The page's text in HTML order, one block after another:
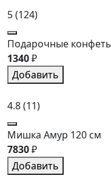
5(124)
Подарочные
1340₽
Добавить
4.8(11)
Мишка Амур 120 см
7830₽
Добавить